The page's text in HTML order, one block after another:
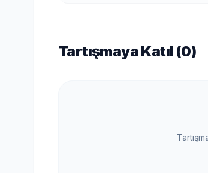
Tartışmaya Katıl (0)